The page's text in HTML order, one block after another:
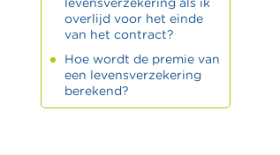
overlijd voor het einde
van het contract?
Hoe wordt de premie van
een levensverzekering
berekend?